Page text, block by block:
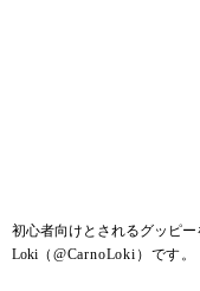
初心者向けとされるグッピ
Loki （ @CarnoLoki ）です。